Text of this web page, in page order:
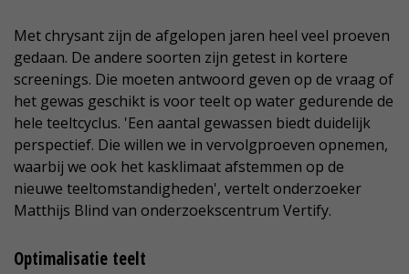
Met chrysant zijn de afgelopen jaren heel veel proeven
gedaan. De andere soorten zijn getest in kortere
screenings. Die moeten antwoord geven op de vraag of
het gewas geschikt is voor teelt op water gedurende de
hele teeltcyclus. 'Een aantal gewassen biedt duidelijk
perspectief. Die willen we in vervolgproeven opnemen,
waarbij we ook het kasklimaat afstemmen op de
nieuwe teeltomstandigheden', vertelt onderzoeker
Matthijs Blind van onderzoekscentrum Vertify.
Optimalisatie teelt